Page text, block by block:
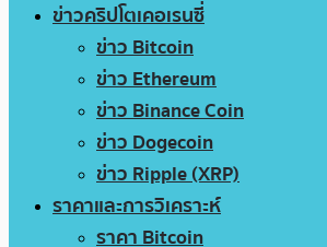
ข่าวคริปโตเคอเรนซี่
ข่าว Bitcoin
ข่าว Ethereum
ข่าว Binance Coin
ข่าว Dogecoin
ข่าว Ripple (XRP)
ราคาและการวิเคราะห์
ราคา Bitcoin